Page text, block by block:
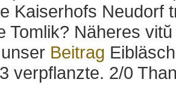
Kaiserhofs Neudorf
Tomlik? Näheres
Beitrag
verpflanzte. 2/0